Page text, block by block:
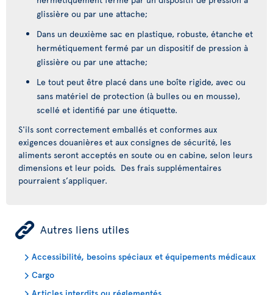
glissière ou par une attache;
Dans un deuxième sac en plastique, robuste, étanche et
hermétiquement fermé par un dispositif de pression à
glissière ou par une attache;
Le tout peut être placé dans une boîte rigide, avec ou
sans matériel de protection (à bulles ou en mousse),
scellé et identifié par une étiquette.
S'ils sont correctement emballés et conformes aux
exigences douanières et aux consignes de sécurité, les
aliments seront acceptés en soute ou en cabine, selon leurs
dimensions et leur poids. Des frais supplémentaires
pourraient s’appliquer.
ÿ Autres liens utiles
Accessibilité, besoins spéciaux et équipements médicaux
Cargo